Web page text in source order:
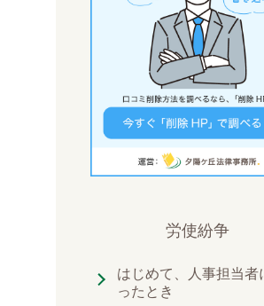
労使紛争
はじめて、人事担当者
ったとき